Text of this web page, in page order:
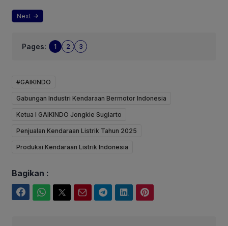
Next
Pages: 1 2 3
#GAIKINDO
Gabungan Industri Kendaraan Bermotor Indonesia
Ketua I GAIKINDO Jongkie Sugiarto
Penjualan Kendaraan Listrik Tahun 2025
Produksi Kendaraan Listrik Indonesia
Bagikan :